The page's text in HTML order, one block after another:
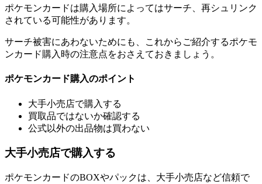
ポケモンカードは購入場所によってはサーチ、再シュリンク
されている可能性があります。
サーチ被害にあわないためにも、これからご紹介するポケモ
ンカード購入時の注意点をおさえておきましょう。
ポケモンカード購入のポイント
大手小売店で購入する
買取品ではないか確認する
公式以外の出品物は買わない
大手小売店で購入する
ポケモンカードのBOXやパックは、大手小売店など信頼で